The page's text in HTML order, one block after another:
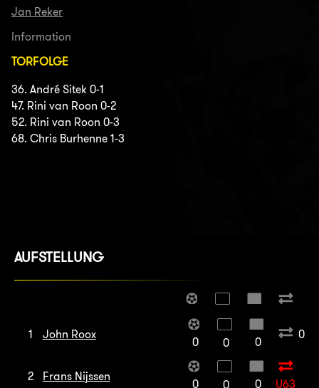
Jan Reker
Information
TORFOLGE
36. André Sitek 0-1
47. Rini van Roon 0-2
52. Rini van Roon 0-3
68. Chris Burhenne 1-3
AUFSTELLUNG
1 John Roox
0 0 0
0
2 Frans Nijssen
0 0 0 U63